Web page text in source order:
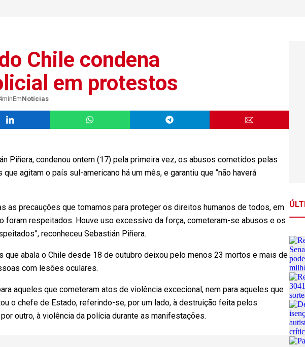
Chile condena
em protestos
EmNotícias
Piñera, condenou ontem (17) pela primeira vez, os abusos cometidos pelas
agitam o país sul-americano há um mês, e garantiu que “não haverá
as precauções que tomamos para proteger os direitos humanos de todos, em
foram respeitados. Houve uso excessivo da força, cometeram-se abusos e os
reconheceu Sebastián Piñera.
abala o Chile desde 18 de outubro deixou pelo menos 23 mortos e mais de
com lesões oculares.
aqueles que cometeram atos de violência excecional, nem para aqueles que
o chefe de Estado, referindo-se, por um lado, à destruição feita pelos
outro, à violência da polícia durante as manifestações.